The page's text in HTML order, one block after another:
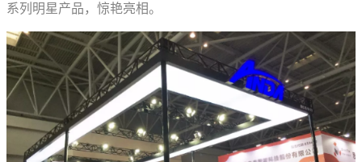
系列明星产品，惊艳亮相。